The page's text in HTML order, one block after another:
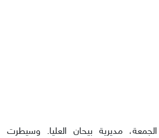
مديرية بيحان العليا. وسيطرت